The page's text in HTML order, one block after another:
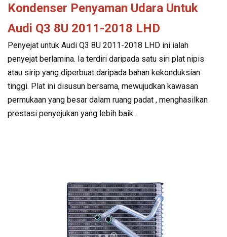
Kondenser Penyaman Udara Untuk
Audi Q3 8U 2011-2018 LHD
Penyejat untuk Audi Q3 8U 2011-2018 LHD ini ialah
penyejat berlamina. Ia terdiri daripada satu siri plat nipis
atau sirip yang diperbuat daripada bahan kekonduksian
tinggi. Plat ini disusun bersama, mewujudkan kawasan
permukaan yang besar dalam ruang padat , menghasilkan
prestasi penyejukan yang lebih baik.